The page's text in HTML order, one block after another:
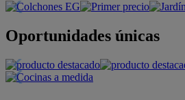
Oportunidades únicas